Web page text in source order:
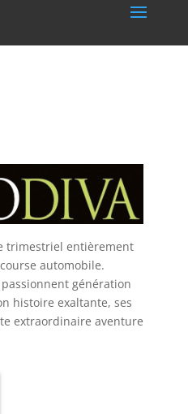
trimestriel entièrement
automobile.
génération
histoire exaltante, ses
extraordinaire aventure